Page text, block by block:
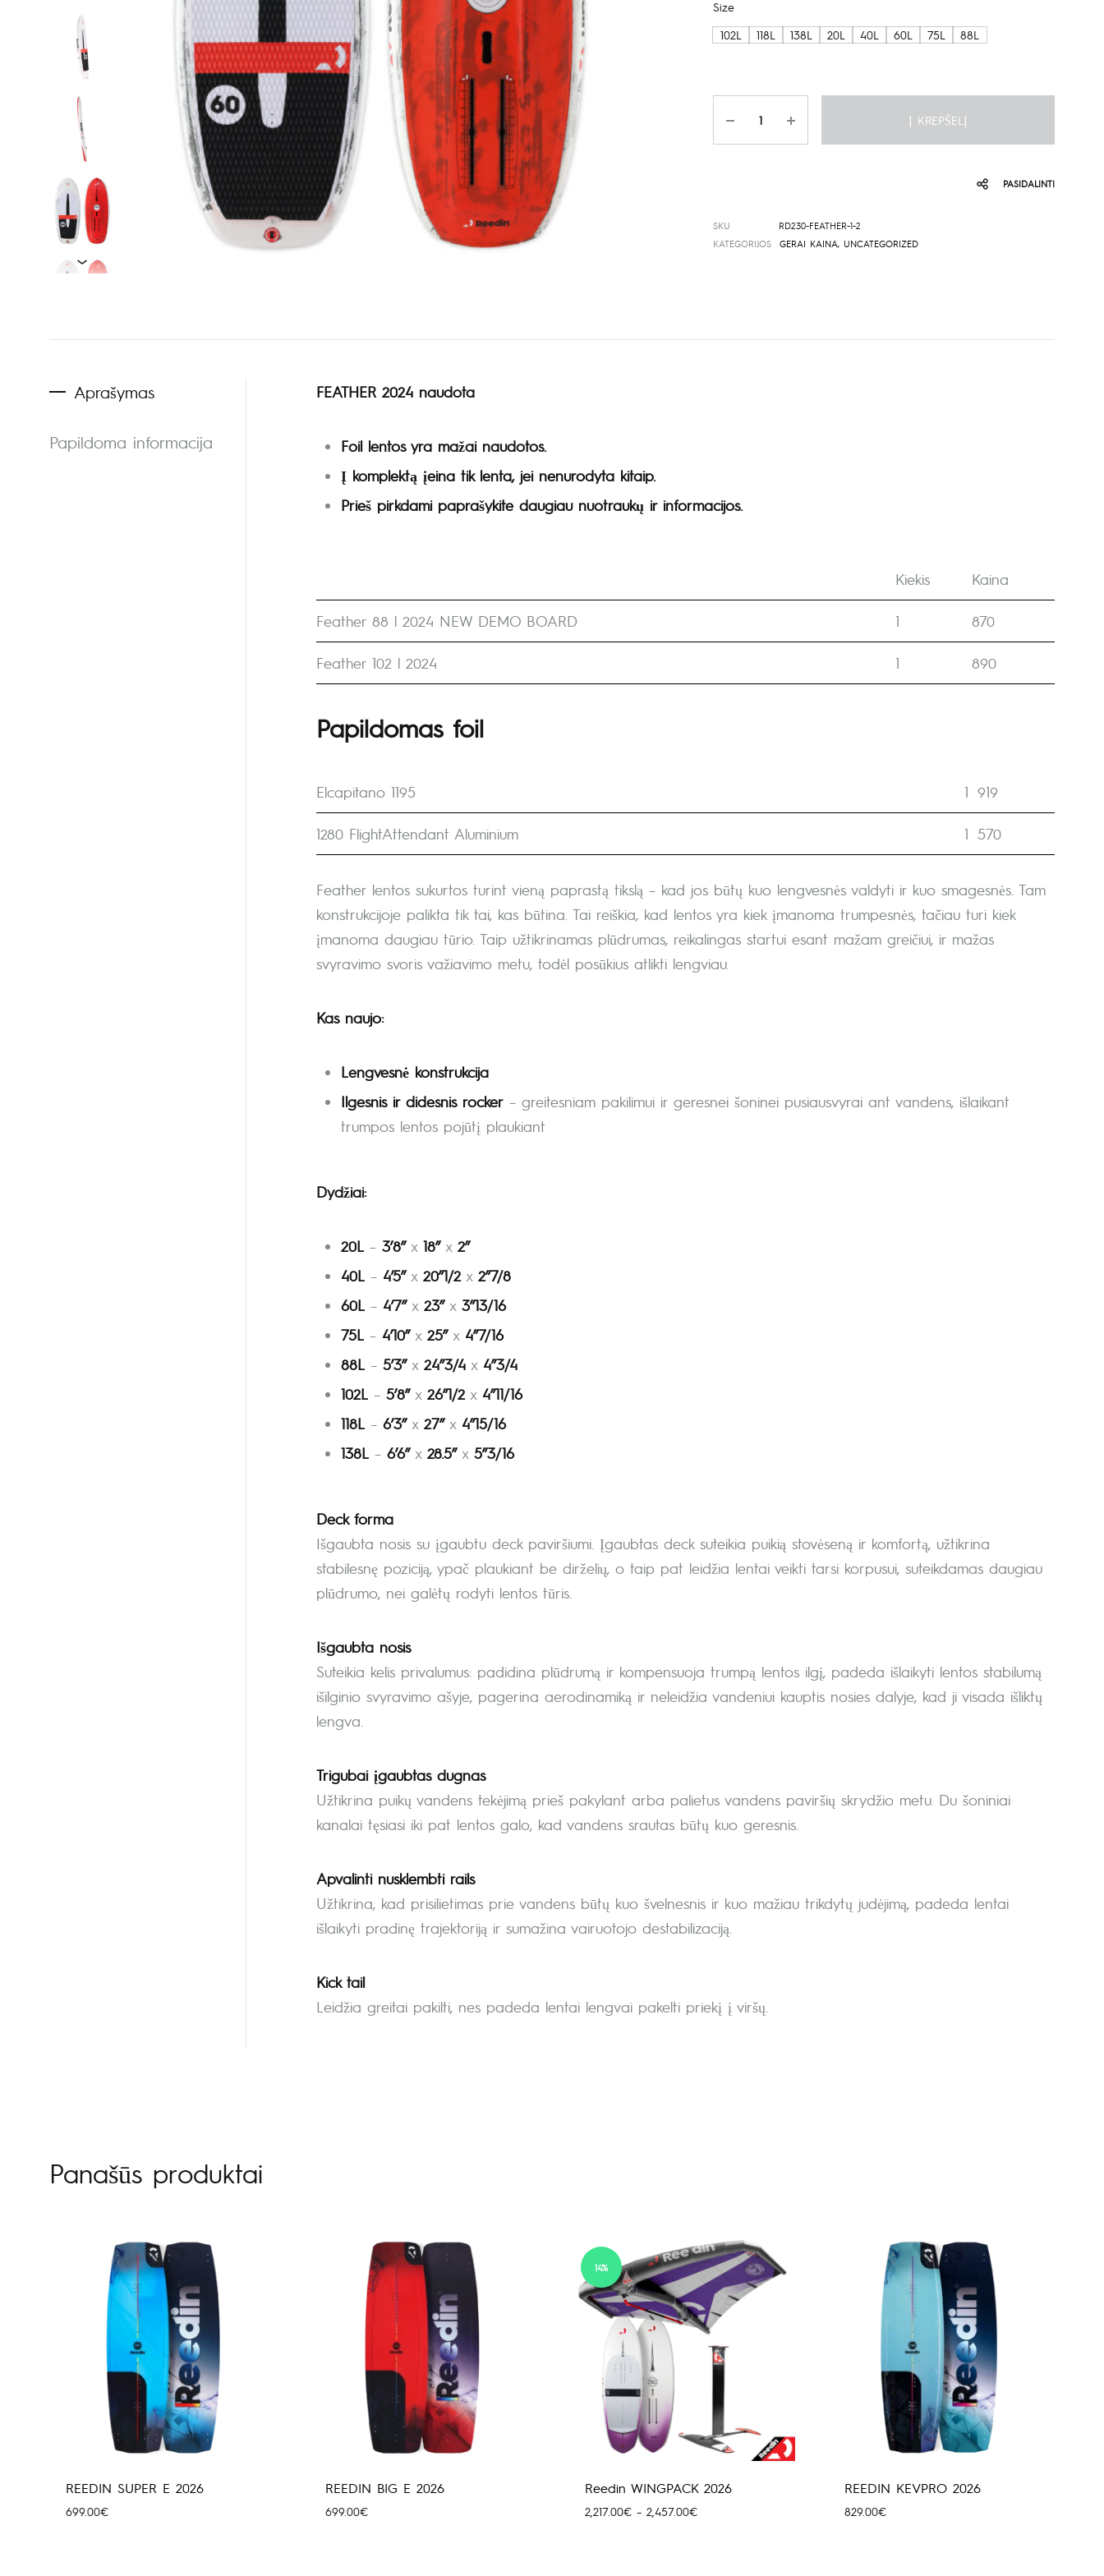
870.00€
890.00€
Size
102L
118L 138L 20L 40L 60L 75L 88L
Į KREPŠELĮ
PASIDALINTI
SKU
RD230-FEATHER-1-2
KATEGORIJOS
GERAI KAINA, UNCATEGORIZED
Aprašymas
Papildoma informacija
FEATHER 2024 naudota
Foil lentos yra mažai naudotos.
Į komplektą įeina tik lenta, jei nenurodyta kitaip.
Prieš pirkdami paprašykite daugiau nuotraukų ir informacijos.
Kiekis Kaina
Feather 88 l 2024 NEW DEMO BOARD 1 870
Feather 102 l 2024 1 890
Papildomas foil
Elcapitano 1195 1 919
1280 FlightAttendant Aluminium 1 570
Feather lentos sukurtos turint vieną paprastą tikslą – kad jos būtų kuo lengvesnės valdyti ir kuo smagesnės. Tam
konstrukcijoje palikta tik tai, kas būtina. Tai reiškia, kad lentos yra kiek įmanoma trumpesnės, tačiau turi kiek
įmanoma daugiau tūrio. Taip užtikrinamas plūdrumas, reikalingas startui esant mažam greičiui, ir mažas
svyravimo svoris važiavimo metu, todėl posūkius atlikti lengviau.
Kas naujo:
Lengvesnė konstrukcija
Ilgesnis ir didesnis rocker – greitesniam pakilimui ir geresnei šoninei pusiausvyrai ant vandens, išlaikant
trumpos lentos pojūtį plaukiant
Dydžiai:
20L – 3’8”x 18”x 2”
40L – 4’5”x 20”1/2x 2”7/8
60L – 4’7”x 23”x 3”13/16
75L – 4’10”x 25”x 4”7/16
88L – 5’3”x 24”3/4 x 4”3/4
102L – 5’8”x 26”1/2x 4”11/16
118L – 6’3”x 27”x 4”15/16
138L – 6’6”x 28.5”x 5”3/16
Deck forma
Išgaubta nosis su įgaubtu deck paviršiumi. Įgaubtas deck suteikia puikią stovėseną ir komfortą, užtikrina
stabilesnę poziciją, ypač plaukiant be dirželių, o taip pat leidžia lentai veikti tarsi korpusui, suteikdamas daugiau
plūdrumo, nei galėtų rodyti lentos tūris.
Išgaubta nosis
Suteikia kelis privalumus: padidina plūdrumą ir kompensuoja trumpą lentos ilgį, padeda išlaikyti lentos stabilumą
išilginio svyravimo ašyje, pagerina aerodinamiką ir neleidžia vandeniui kauptis nosies dalyje, kad ji visada išliktų
lengva.
Trigubai įgaubtas dugnas
Užtikrina puikų vandens tekėjimą prieš pakylant arba palietus vandens paviršių skrydžio metu. Du šoniniai
kanalai tęsiasi iki pat lentos galo, kad vandens srautas būtų kuo geresnis.
Apvalinti nusklembti rails
Užtikrina, kad prisilietimas prie vandens būtų kuo švelnesnis ir kuo mažiau trikdytų judėjimą, padeda lentai
išlaikyti pradinę trajektoriją ir sumažina vairuotojo destabilizaciją.
Kick tail
Leidžia greitai pakilti, nes padeda lentai lengvai pakelti priekį į viršų.
Panašūs produktai
REEDIN SUPER E 2026
699.00€
REEDIN BIG E 2026
699.00€
14%
Reedin WINGPACK 2026
2,217.00€ – 2,457.00€Price
REEDIN KEVPRO 2026
829.00€